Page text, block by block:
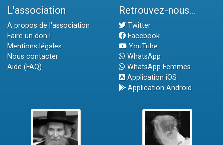
L'association
A propos de l'association
Faire un don !
Mentions légales
Nous contacter
Aide (FAQ)
Retrouvez-nous...
Twitter
Facebook
YouTube
WhatsApp
WhatsApp Femmes
Application iOS
Application Android